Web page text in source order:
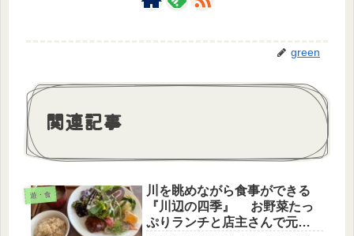
green
関連記事
遊・食
川を眺めながら食事ができる
『川辺の四季』 お野菜たっ
ぷりランチと店主さんで元気